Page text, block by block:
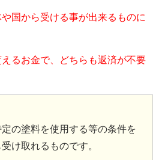
や国から受ける事が出来るものに
るお金で、どちらも返済が不要
の塗料を使用する等の条件を
け取れるものです。